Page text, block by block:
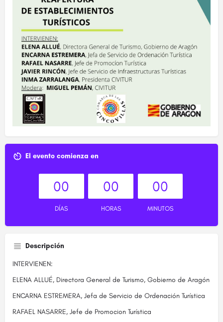
El evento comienza en
00
DÍAS
00
HORAS
00
MINUTOS
Descripción
INTERVIENEN:
ELENA ALLUÉ, Directora General de Turismo, Gobierno de Aragón
ENCARNA ESTREMERA, Jefa de Servicio de Ordenación Turística
RAFAEL NASARRE, Jefe de Promocion Turística